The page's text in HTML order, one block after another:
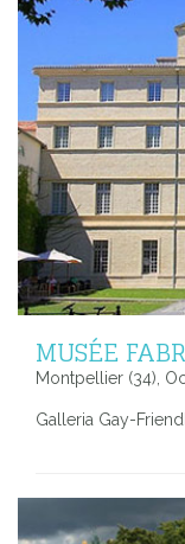
MUSÉE
Montpellier (34),
Galleria Gay-